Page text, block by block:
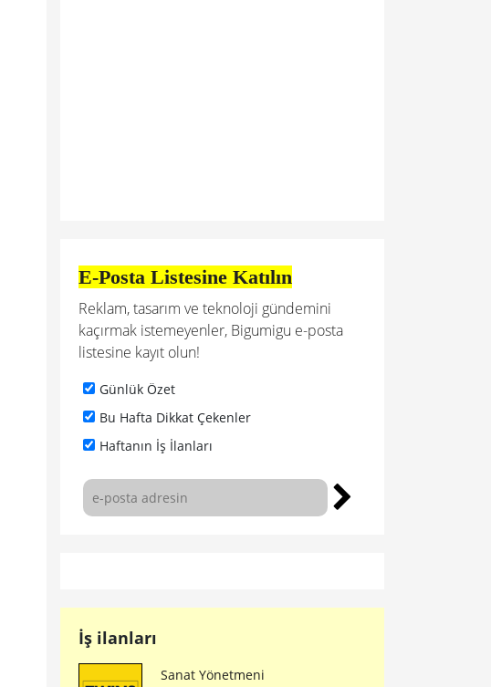
E-Posta Listesine Katılın
Reklam, tasarım ve teknoloji gündemini
kaçırmak istemeyenler, Bigumigu e-posta
listesine kayıt olun!
Günlük Özet
Bu Hafta Dikkat Çekenler
Haftanın İş İlanları
İş ilanları
Sanat Yönetmeni